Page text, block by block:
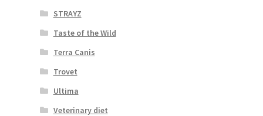
STRAYZ
Taste of the Wild
Terra Canis
Trovet
Ultima
Veterinary diet